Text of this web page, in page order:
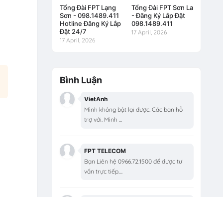
Tổng Đài FPT Lạng
Sơn - 098.1489.411
Hotline Đăng Ký Lắp
Đặt 24/7
17 April, 2026
Tổng Đài FPT Sơn La
- Đăng Ký Lắp Đặt
098.1489.411
17 April, 2026
Bình Luận
VietAnh
Mình không bật lại được. Các bạn hỗ
trợ với. Mình ...
FPT TELECOM
Bạn Liên hệ 0966.72.1500 để được tư
vấn trực tiếp....